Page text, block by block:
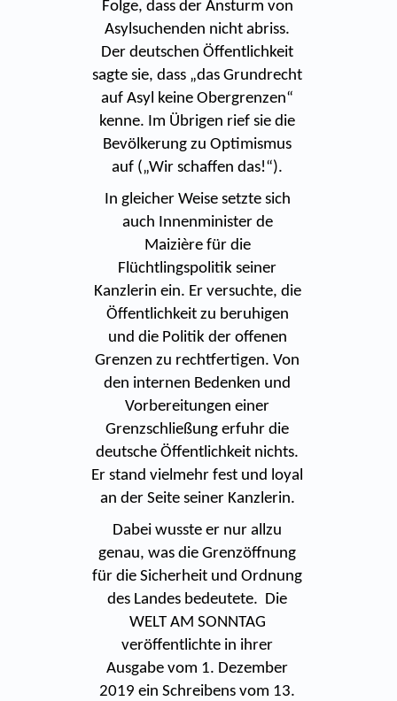
Folge, dass der Ansturm von
Asylsuchenden nicht abriss.
Der deutschen Öffentlichkeit
sagte sie, dass „das Grundrecht
auf Asyl keine Obergrenzen“
kenne. Im Übrigen rief sie die
Bevölkerung zu Optimismus
auf („Wir schaffen das!“).
In gleicher Weise setzte sich
auch Innenminister de
Maizière für die
Flüchtlingspolitik seiner
Kanzlerin ein. Er versuchte, die
Öffentlichkeit zu beruhigen
und die Politik der offenen
Grenzen zu rechtfertigen. Von
den internen Bedenken und
Vorbereitungen einer
Grenzschließung erfuhr die
deutsche Öffentlichkeit nichts.
Er stand vielmehr fest und loyal
an der Seite seiner Kanzlerin.
Dabei wusste er nur allzu
genau, was die Grenzöffnung
für die Sicherheit und Ordnung
des Landes bedeutete. Die
WELT AM SONNTAG
veröffentlichte in ihrer
Ausgabe vom 1. Dezember
2019 ein Schreibens vom 13.